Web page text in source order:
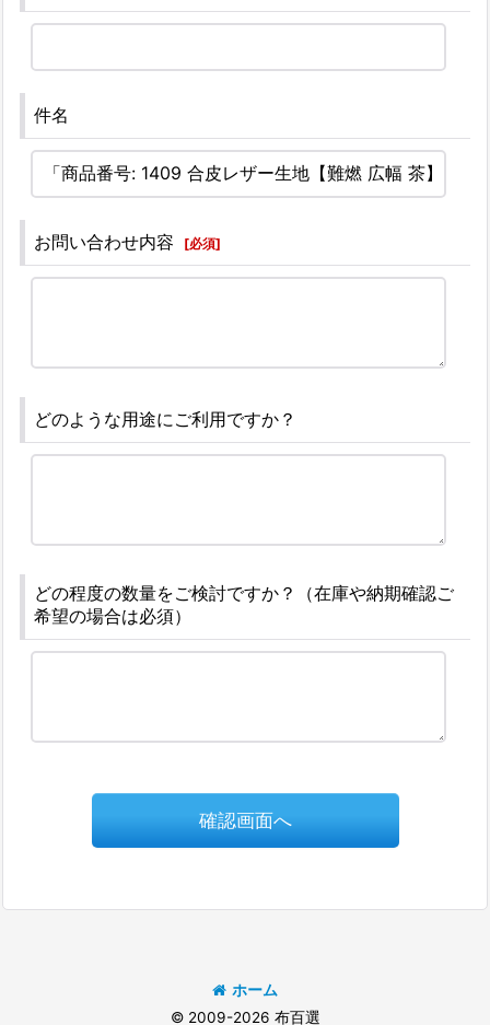
件名
お問い合わせ内容 [必須]
どのような用途にご利用ですか？
どの程度の数量をご検討ですか？（在庫や納期確認ご
希望の場合は必須）
確認画面へ
ホーム
© 2009-2026 布百選